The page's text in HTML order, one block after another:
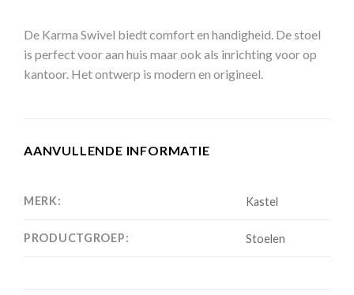
De Karma Swivel biedt comfort en handigheid. De stoel
is perfect voor aan huis maar ook als inrichting voor op
kantoor. Het ontwerp is modern en origineel.
AANVULLENDE INFORMATIE
MERK: Kastel
PRODUCTGROEP: Stoelen